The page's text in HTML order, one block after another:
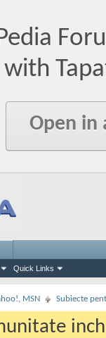
with
Open in
Quick Links
MSN Subiecte